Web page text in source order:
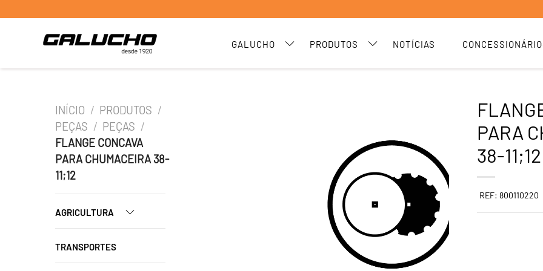
GALUCHO PRODUTOS NOTÍCIAS
INÍCIO / PRODUTOS /
PEÇAS / PEÇAS /
FLANGE CONCAVA
PARA CHUMACEIRA 38-
11;12
AGRICULTURA
TRANSPORTES
PARA
38-11;12
REF: 800110220